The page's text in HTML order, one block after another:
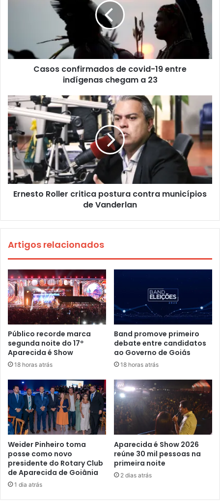
Casos confirmados de covid-19 entre
indígenas chegam a 23
Ernesto Roller critica postura contra municípios
de Vanderlan
Artigos relacionados
Público recorde marca
segunda noite do 17º
Aparecida é Show
18 horas atrás
Band promove primeiro
debate entre candidatos
ao Governo de Goiás
18 horas atrás
Weider Pinheiro toma
posse como novo
presidente do Rotary Club
de Aparecida de Goiânia
1 dia atrás
Aparecida é Show 2026
reúne 30 mil pessoas na
primeira noite
2 dias atrás